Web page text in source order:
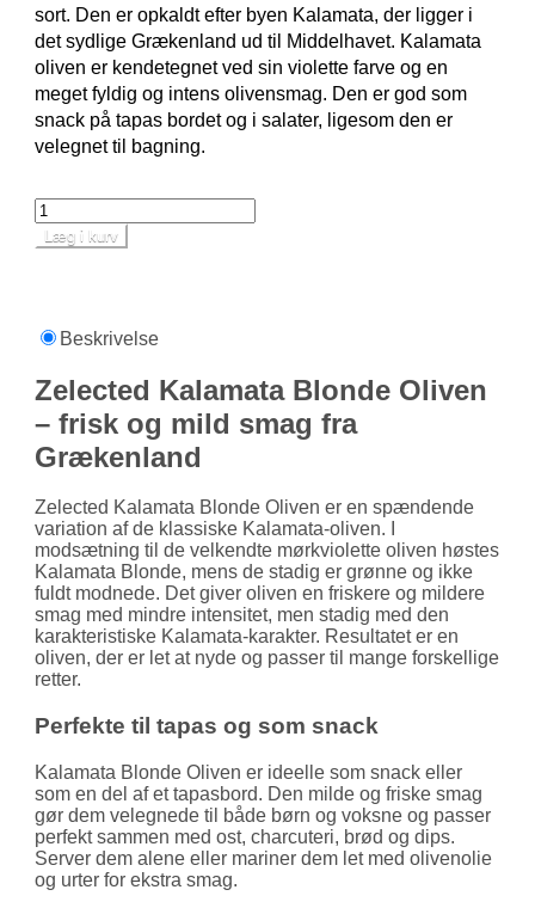
sort. Den er opkaldt efter byen Kalamata, der ligger i
det sydlige Grækenland ud til Middel­havet. Kalamata
oliven er kendetegnet ved sin violette farve og en
meget fyldig og intens olivensmag. Den er god som
snack på tapas bordet og i salater, ligesom den er
velegnet til bagning.
Læg i kurv
Beskrivelse
Zelected Kalamata Blonde Oliven
– frisk og mild smag fra
Grækenland
Zelected Kalamata Blonde Oliven er en spændende
variation af de klassiske Kalamata-oliven. I
modsætning til de velkendte mørkviolette oliven høstes
Kalamata Blonde, mens de stadig er grønne og ikke
fuldt modnede. Det giver oliven en friskere og mildere
smag med mindre intensitet, men stadig med den
karakteristiske Kalamata-karakter. Resultatet er en
oliven, der er let at nyde og passer til mange forskellige
retter.
Perfekte til tapas og som snack
Kalamata Blonde Oliven er ideelle som snack eller
som en del af et tapasbord. Den milde og friske smag
gør dem velegnede til både børn og voksne og passer
perfekt sammen med ost, charcuteri, brød og dips.
Server dem alene eller mariner dem let med olivenolie
og urter for ekstra smag.